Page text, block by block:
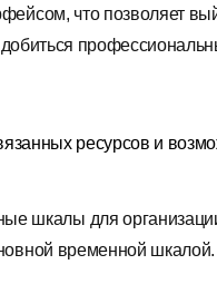
что позволяет
ресурсов и
шкалы для
временной шкалой.